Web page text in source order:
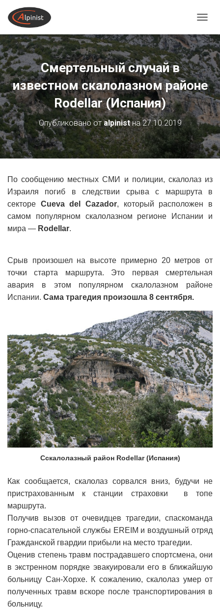
Смертельный случай в
известном скалолазном районе
Rodellar (Испания)
Опубликовано отalpinistна27.10.2019
По сообщению местных СМИ и полиции, скалолаз из
Израиля погиб в следствии срыва с маршрута в
секторе Cueva del Cazador, который расположен в
самом популярном скалолазном регионе Испании и
мира — Rodellar.
Срыв произошел на высоте примерно 20 метров от
точки старта маршрута. Это первая смертельная
авария в этом популярном скалолазном районе
Испании. Сама трагедия произошла 8 сентября.
Сскалолазный район Rodellar (Испания)
Как сообщается, скалолаз сорвался вниз, будучи не
пристрахованным к станции страховки в топе
маршрута.
Получив вызов от очевидцев трагедии, спаскоманда
горно-спасательной службы EREIM и воздушный отряд
Гражданской гвардии прибыли на место трагедии.
Оценив степень травм пострадавшего спортсмена, они
в экстренном порядке эвакуировали его в ближайшую
больницу Сан-Хорхе. К сожалению, скалолаз умер от
полученных травм вскоре после транспортирования в
больницу.